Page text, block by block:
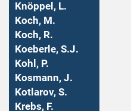
Knöppel, L.
Koch, M.
Koch, R.
Koeberle, S.J.
Kohl, P.
Kosmann, J.
Kotlarov, S.
Krebs, F.